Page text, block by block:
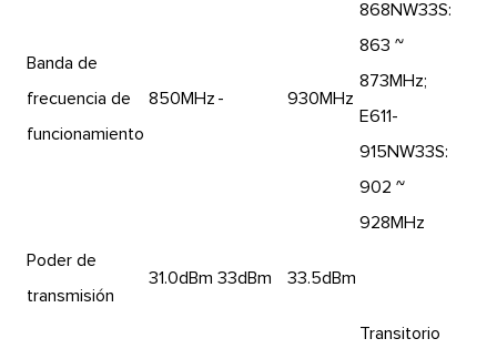
Banda de
frecuencia de
funcionamiento
850MHz - 930MHz
868NW33S:
863 ~
873MHz;
E611-
915NW33S:
902 ~
928MHz
Poder de
transmisión
31.0dBm 33dBm 33.5dBm
Transitorio